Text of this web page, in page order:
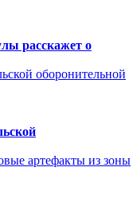
расскажет о